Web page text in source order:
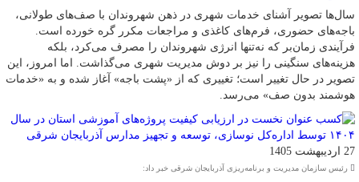
سال‌ها تصویر آشنای خدمات شهری در ذهن شهروندان با صف‌های طولانی،
باجه‌های حضوری، فرم‌های کاغذی و مراجعات مکرر گره خورده است.
فرآیندی زمان‌بر که نه‌تنها انرژی شهروندان را مصرف می‌کرد، بلکه
هزینه‌های سنگینی را نیز بر دوش مدیریت شهری می‌گذاشت. اما امروز، این
تصویر در حال تغییر است؛ تغییری که از «پشت باجه» آغاز شده و به «خدمات
هوشمند بدون صف» می‌رسد.
27 اردیبهشت 1405
رئیس سازمان مدیریت و برنامه‌ریزی آذربایجان شرقی خبر داد: